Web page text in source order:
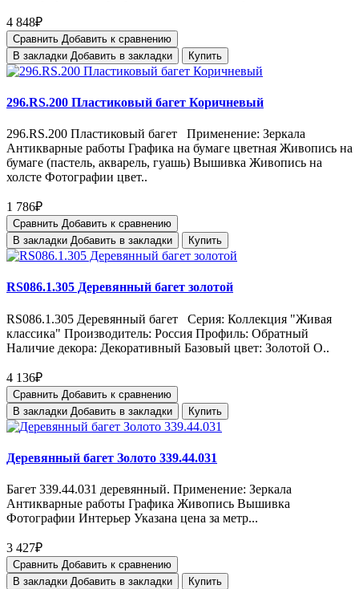
4 848₽
Сравнить Добавить к сравнению
В закладки Добавить в закладки Купить
296.RS.200 Пластиковый багет Коричневый
296.RS.200 Пластиковый багет Применение: Зеркала
Антикварные работы Графика на бумаге цветная Живопись на
бумаге (пастель, акварель, гуашь) Вышивка Живопись на
холсте Фотографии цвет..
1 786₽
Сравнить Добавить к сравнению
В закладки Добавить в закладки Купить
RS086.1.305 Деревянный багет золотой
RS086.1.305 Деревянный багет Серия: Коллекция "Живая
классика" Производитель: Россия Профиль: Обратный
Наличие декора: Декоративный Базовый цвет: Золотой О..
4 136₽
Сравнить Добавить к сравнению
В закладки Добавить в закладки Купить
Деревянный багет Золото 339.44.031
Багет 339.44.031 деревянный. Применение: Зеркала
Антикварные работы Графика Живопись Вышивка
Фотографии Интерьер Указана цена за метр...
3 427₽
Сравнить Добавить к сравнению
В закладки Добавить в закладки Купить